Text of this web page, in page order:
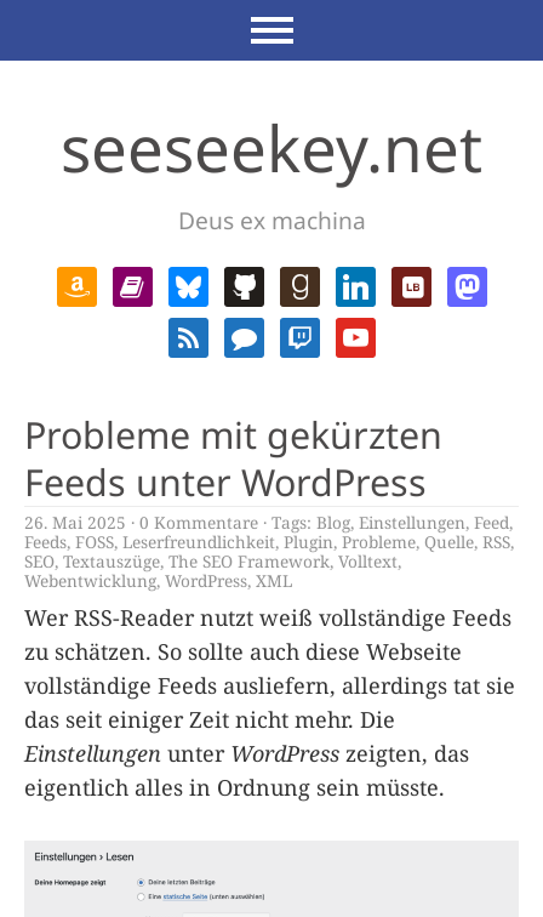
seeseekey.net
Deus ex machina
Probleme mit gekürzten
Feeds unter WordPress
26. Mai 2025 0 Kommentare Tags: Blog, Einstellungen, Feed,
Feeds, FOSS, Leserfreundlichkeit, Plugin, Probleme, Quelle, RSS,
SEO, Textauszüge, The SEO Framework, Volltext,
Webentwicklung, WordPress, XML
Wer RSS-Reader nutzt weiß vollständige Feeds
zu schätzen. So sollte auch diese Webseite
vollständige Feeds ausliefern, allerdings tat sie
das seit einiger Zeit nicht mehr. Die
Einstellungen unter WordPress zeigten, das
eigentlich alles in Ordnung sein müsste.